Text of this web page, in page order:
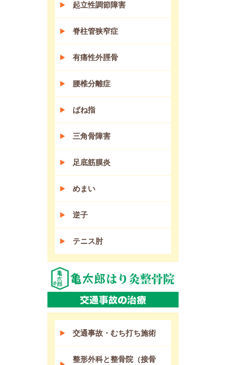
起立性調節障害
脊柱管狭窄症
有痛性外脛骨
腰椎分離症
ばね指
三角骨障害
足底筋膜炎
めまい
逆子
テニス肘
交通事故・むち打ち施術
整形外科と整骨院（接骨